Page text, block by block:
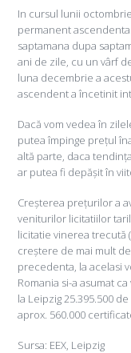
In cursul lunii
permanent
saptamana dupa
ani de zile, cu un vârf
luna decembrie a
ascendent a încetinit
Dacă vom vedea în
putea împinge prețul
altă parte, daca
ar putea fi depășit în
Creșterea prețurilor a
veniturilor licitatiilor
licitatie vinerea trecută
creștere de mai mult
precedenta, la acelasi
Romania si-a asumat
la Leipzig 25.395.500
aprox. 560.000
Sursa: EEX, Leipzig